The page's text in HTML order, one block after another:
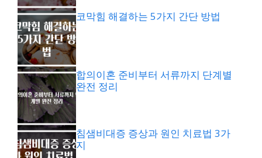
코막힘 해결하는 5가지 간단 방법
합의이혼 준비부터 서류까지 단계별
완전 정리
침샘비대증 증상과 원인 치료법 3가
지